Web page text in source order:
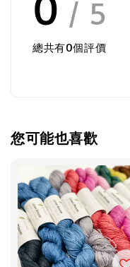
/ 5
總共有0個評價
您可能也喜歡